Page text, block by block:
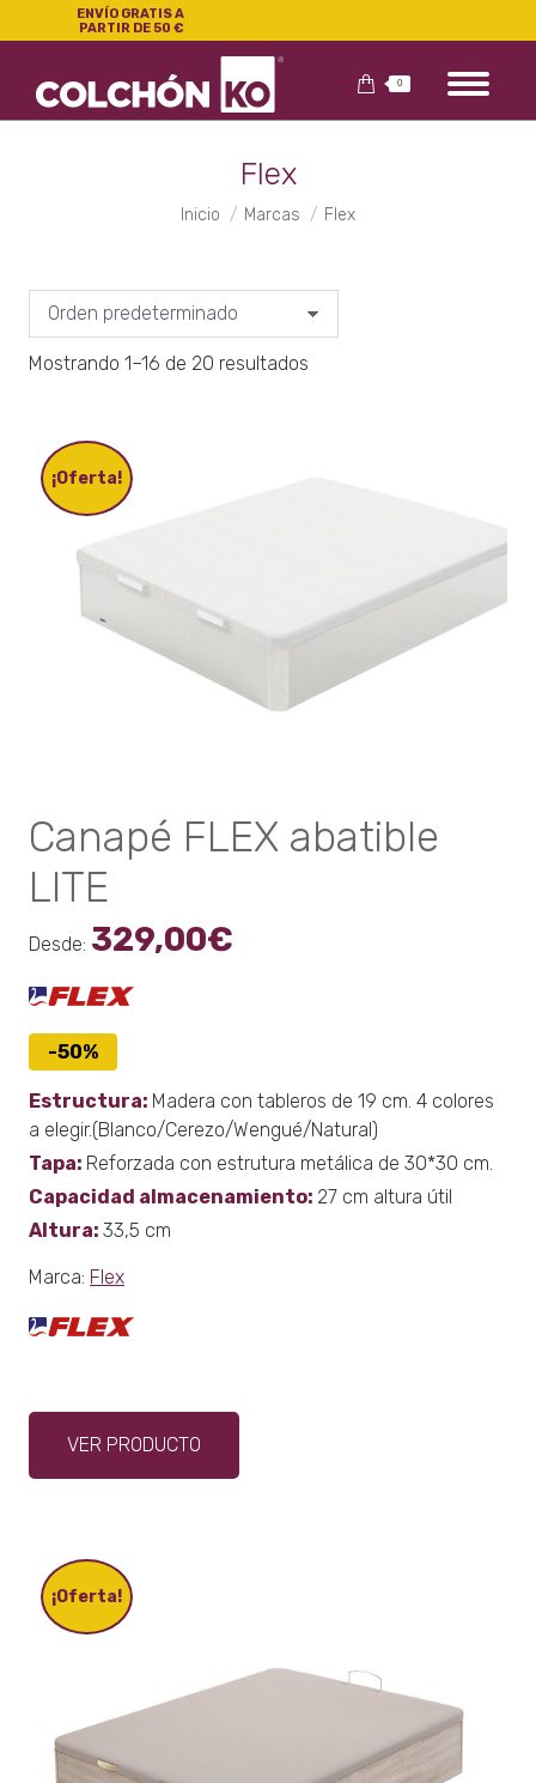
ENVÍO GRATIS A
PARTIR DE 50 €
0
Flex
Estás aquí:
Inicio Marcas Flex
Mostrando 1–16 de 20 resultados
¡Oferta!
Canapé FLEX abatible
LITE
Desde: 329,00€
-50%
Estructura: Madera con tableros de 19 cm. 4 colores
a elegir.(Blanco/Cerezo/Wengué/Natural)
Tapa: Reforzada con estrutura metálica de 30*30 cm.
Capacidad almacenamiento: 27 cm altura útil
Altura: 33,5 cm
Marca: Flex
VER PRODUCTO
tiene
elegir
¡Oferta!